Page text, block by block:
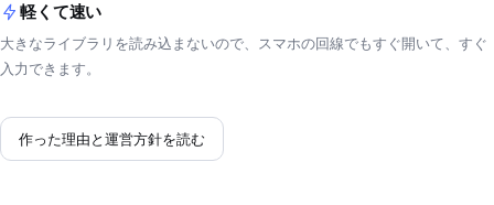
軽くて速い
大きなライブラリを読み込まないので、スマホの回線でもすぐ開いて、すぐ
入力できます。
作った理由と運営方針を読む